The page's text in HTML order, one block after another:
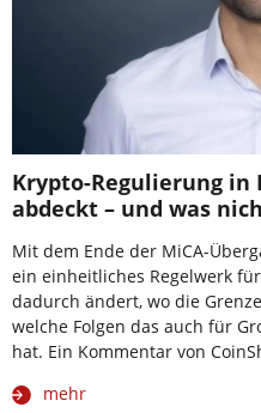
Krypto-Regulierung in
abdeckt – und was
Mit dem Ende der MiCA-
ein einheitliches Regelwerk
dadurch ändert, wo die
welche Folgen das auch für
hat. Ein Kommentar von
mehr